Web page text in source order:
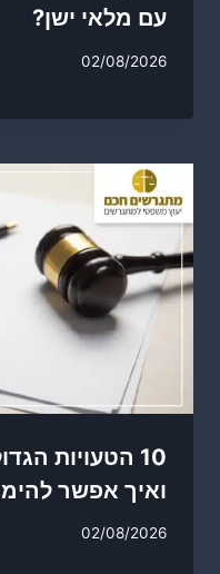
עם מלאי ישן?
02/08/2026
10 הטעויות
ואיך אפשר
02/08/2026